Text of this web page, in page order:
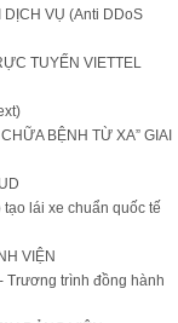
DỊCH VỤ (Anti DDoS
TUYẾN VIETTEL
BỆNH TỪ XA” GIAI
lái xe chuẩn quốc tế
VIỆN
Trương trình đồng hành